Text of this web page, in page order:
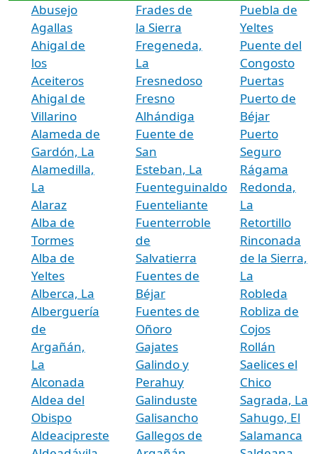
Abusejo
Agallas
Ahigal de
los
Aceiteros
Ahigal de
Villarino
Alameda de
Gardón, La
Alamedilla,
La
Alaraz
Alba de
Tormes
Alba de
Yeltes
Alberca, La
Alberguería
de
Argañán,
La
Alconada
Aldea del
Obispo
Aldeacipreste
Frades de
la Sierra
Fregeneda,
La
Fresnedoso
Fresno
Alhándiga
Fuente de
San
Esteban, La
Fuenteguinaldo
Fuenteliante
Fuenterroble
de
Salvatierra
Fuentes de
Béjar
Fuentes de
Oñoro
Gajates
Galindo y
Perahuy
Galinduste
Galisancho
Gallegos de
Puebla de
Yeltes
Puente del
Congosto
Puertas
Puerto de
Béjar
Puerto
Seguro
Rágama
Redonda,
La
Retortillo
Rinconada
de la Sierra,
La
Robleda
Robliza de
Cojos
Rollán
Saelices el
Chico
Sagrada, La
Sahugo, El
Salamanca